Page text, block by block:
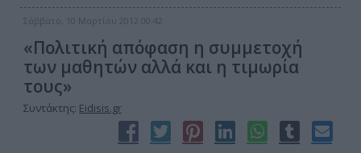
Σάββατο, 10 Μαρτίου 2012 00:42
«Πολιτική απόφαση η συμμετοχή
των μαθητών αλλά και η τιμωρία
τους»
Συντάκτης: Eidisis.gr